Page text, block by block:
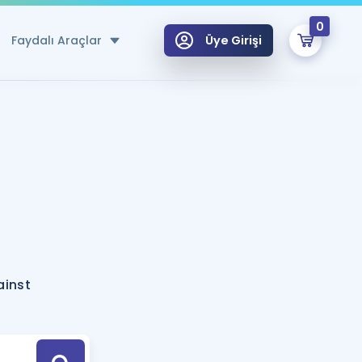
Faydalı Araçlar
Hesaplama Aracı
için Öneriler
Tek Takvimde
Üye Girişi
0
Hoca ile seni sınava hazırlayacak onlarca eğitim seni bekliyor!